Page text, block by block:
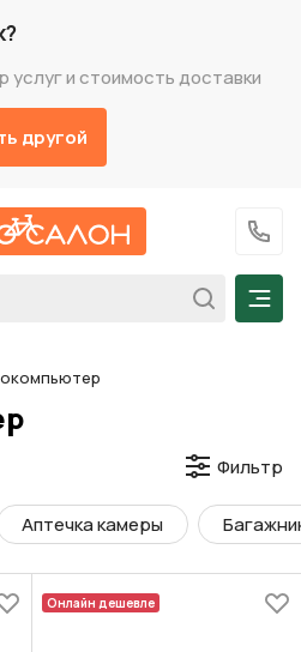
и стоимость доставки
другой
На главную
+7
Фильтр
Аптечка камеры
Онлайн дешевле